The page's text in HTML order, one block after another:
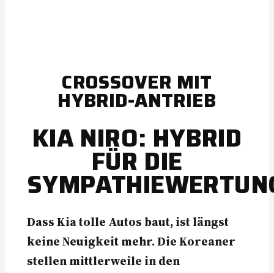
CROSSOVER MIT
HYBRID-ANTRIEB
KIA NIRO: HYBRID
FÜR DIE
Dass Kia tolle Autos baut, ist längst
keine Neuigkeit mehr. Die Koreaner
stellen mittlerweile in den